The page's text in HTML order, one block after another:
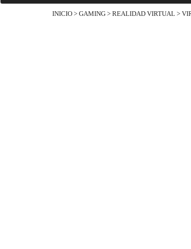
INICIO > GAMING > REALIDAD VIRTUAL >